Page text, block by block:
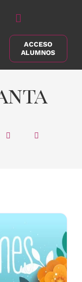
Alternar
navegación
Buscar:
ACCESO
ALUMNOS